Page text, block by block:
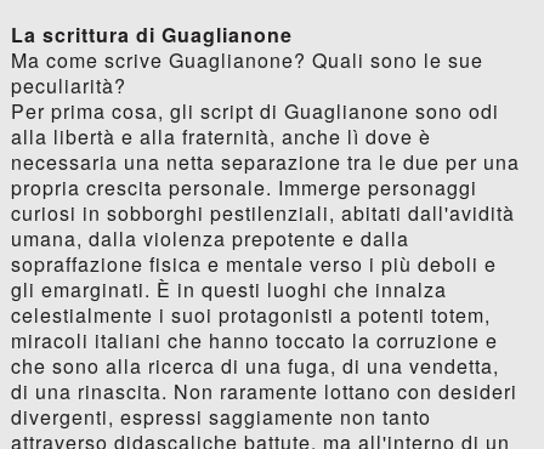
La scrittura di Guaglianone
Ma come scrive Guaglianone? Quali sono le sue
peculiarità?
Per prima cosa, gli script di Guaglianone sono odi
alla libertà e alla fraternità, anche lì dove è
necessaria una netta separazione tra le due per una
propria crescita personale. Immerge personaggi
curiosi in sobborghi pestilenziali, abitati dall'avidità
umana, dalla violenza prepotente e dalla
sopraffazione fisica e mentale verso i più deboli e
gli emarginati. È in questi luoghi che innalza
celestialmente i suoi protagonisti a potenti totem,
miracoli italiani che hanno toccato la corruzione e
che sono alla ricerca di una fuga, di una vendetta,
di una rinascita. Non raramente lottano con desideri
divergenti, espressi saggiamente non tanto
attraverso didascaliche battute, ma all'interno di un